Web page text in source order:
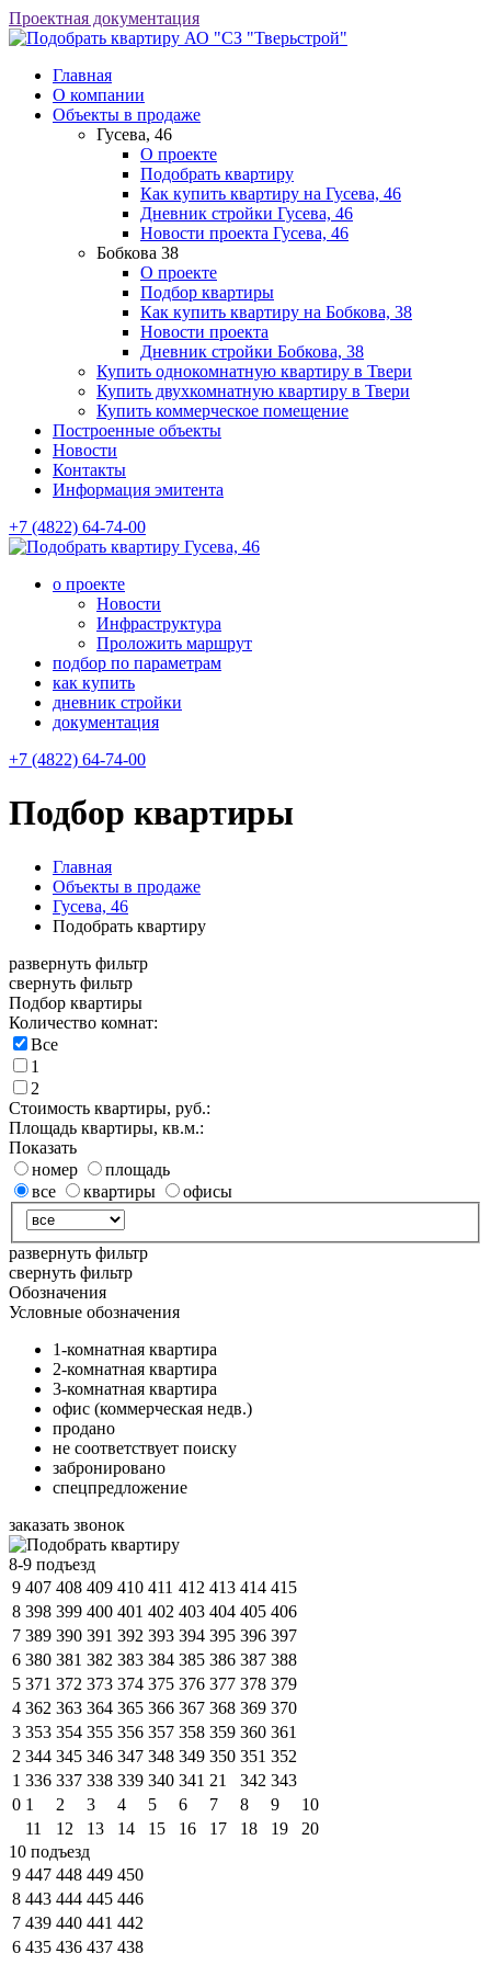
Проектная документация
АО "СЗ "Тверьстрой"
Главная
О компании
Объекты в продаже
Гусева, 46
О проекте
Подобрать квартиру
Как купить квартиру на Гусева, 46
Дневник стройки Гусева, 46
Новости проекта Гусева, 46
Бобкова 38
О проекте
Подбор квартиры
Как купить квартиру на Бобкова, 38
Новости проекта
Дневник стройки Бобкова, 38
Купить однокомнатную квартиру в Твери
Купить двухкомнатную квартиру в Твери
Купить коммерческое помещение
Построенные объекты
Новости
Контакты
Информация эмитента
+7 (4822) 64-74-00
Гусева, 46
о проекте
Новости
Инфраструктура
Проложить маршрут
подбор по параметрам
как купить
дневник стройки
документация
+7 (4822) 64-74-00
Подбор квартиры
Главная
Объекты в продаже
Гусева, 46
Подобрать квартиру
развернуть фильтр
свернуть фильтр
Подбор квартиры
Количество комнат:
Все
1
2
Стоимость квартиры, руб.:
Площадь квартиры, кв.м.:
Показать
номер
площадь
все
квартиры офисы
развернуть фильтр
свернуть фильтр
Обозначения
Условные обозначения
1-комнатная квартира
2-комнатная квартира
3-комнатная квартира
офис (коммерческая недв.)
продано
не соответствует поиску
забронировано
спецпредложение
заказать звонок
8-9 подъезд
9 407 408 409 410 411 412 413 414 415
8 398 399 400 401 402 403 404 405 406
7 389 390 391 392 393 394 395 396 397
6 380 381 382 383 384 385 386 387 388
5 371 372 373 374 375 376 377 378 379
4 362 363 364 365 366 367 368 369 370
3 353 354 355 356 357 358 359 360 361
2 344 345 346 347 348 349 350 351 352
1 336 337 338 339 340 341 21 342 343
0 1 2 3 4 5 6 7 8 9
10
11
12 13 14 15 16 17 18 19
20
10 подъезд
9 447 448 449 450
8 443 444 445 446
7 439 440 441 442
6 435 436 437 438